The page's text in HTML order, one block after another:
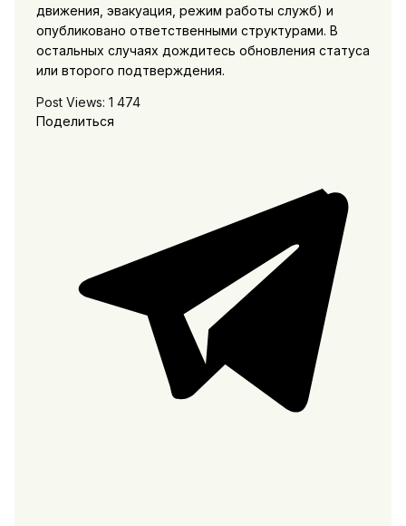
движения, эвакуация, режим работы служб) и
опубликовано ответственными структурами. В
остальных случаях дождитесь обновления статуса
или второго подтверждения.
Post Views: 1 474
Поделиться